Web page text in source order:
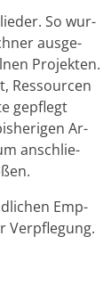
So wur­
aus­ge­
Pro­jek­ten.
Res­sour­cen
ge­pflegt
Ar­
an­schlie­
Emp­
Ver­pfle­gung.